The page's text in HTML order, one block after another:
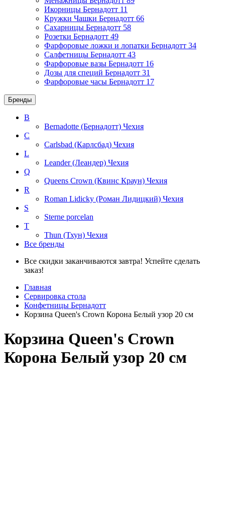
Икорницы Бернадотт 11
Кружки Чашки Бернадотт 66
Сахарницы Бернадотт 58
Розетки Бернадотт 49
Фарфоровые ложки и лопатки Бернадотт 34
Салфетницы Бернадотт 43
Фарфоровые вазы Бернадотт 16
Дозы для специй Бернадотт 31
Фарфоровые часы Бернадотт 17
Бренды
B
Bernadotte (Бернадотт) Чехия
C
Carlsbad (Карлсбад) Чехия
L
Leander (Леандер) Чехия
Q
Queens Crown (Квинс Краун) Чехия
R
Roman Lidicky (Роман Лидицкий) Чехия
S
Sterne porcelan
T
Thun (Тхун) Чехия
Все бренды
Все скидки заканчиваются завтра! Успейте сделать
заказ!
Главная
Сервировка стола
Конфетницы Бернадотт
Корзина Queen's Crown Корона Белый узор 20 см
Корзина Queen's Crown
Корона Белый узор 20 см